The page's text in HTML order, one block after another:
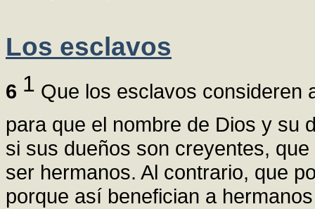
Los esclavos
6 1 Que los esclavos consideren
para que el nombre de Dios y su
si sus dueños son creyentes,
ser hermanos. Al contrario, que
porque así benefician a